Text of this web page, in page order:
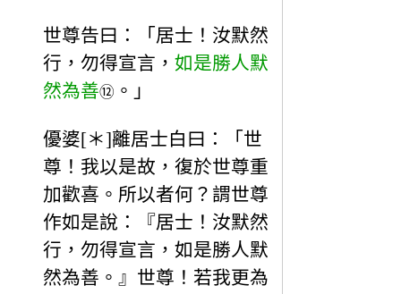
世尊告曰：「居士！汝默然
行，勿得宣言， 如是勝人默
然為善⑫ 。」
優婆[＊]離居士白曰：「世
尊！我以是故，復於世尊重
加歡喜。所以者何？謂世尊
作如是說：『居士！汝默然
行，勿得宣言，如是勝人默
然為善。』世尊！若我更為